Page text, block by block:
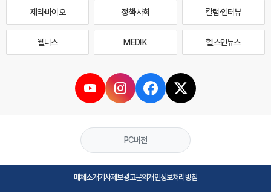
제약·바이오 정책·사회 칼럼·인터뷰
웰니스 MEDI·K 헬스인뉴스
PC버전
매체소개기사제보광고문의개인정보처리방침